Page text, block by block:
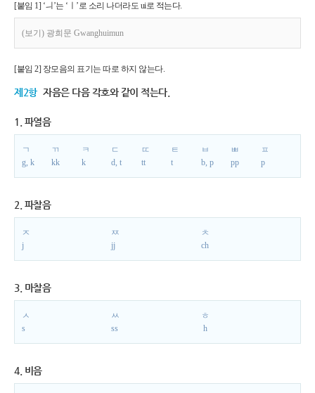
[붙임 1] ‘ㅢ’는 ‘ㅣ’로 소리 나더라도 ui로 적는다.
(보기) 광희문 Gwanghuimun
[붙임 2] 장모음의 표기는 따로 하지 않는다.
제2항 자음은 다음 각호와 같이 적는다.
1. 파열음
ㄱ
g, k
ㄲ
kk
ㅋ
k
ㄷ
d, t
ㄸ
tt
ㅌ
t
ㅂ
b, p
ㅃ
pp
ㅍ
p
2. 파찰음
ㅈ
j
ㅉ
jj
ㅊ
ch
3. 마찰음
ㅅ
s
ㅆ
ss
ㅎ
h
4. 비음